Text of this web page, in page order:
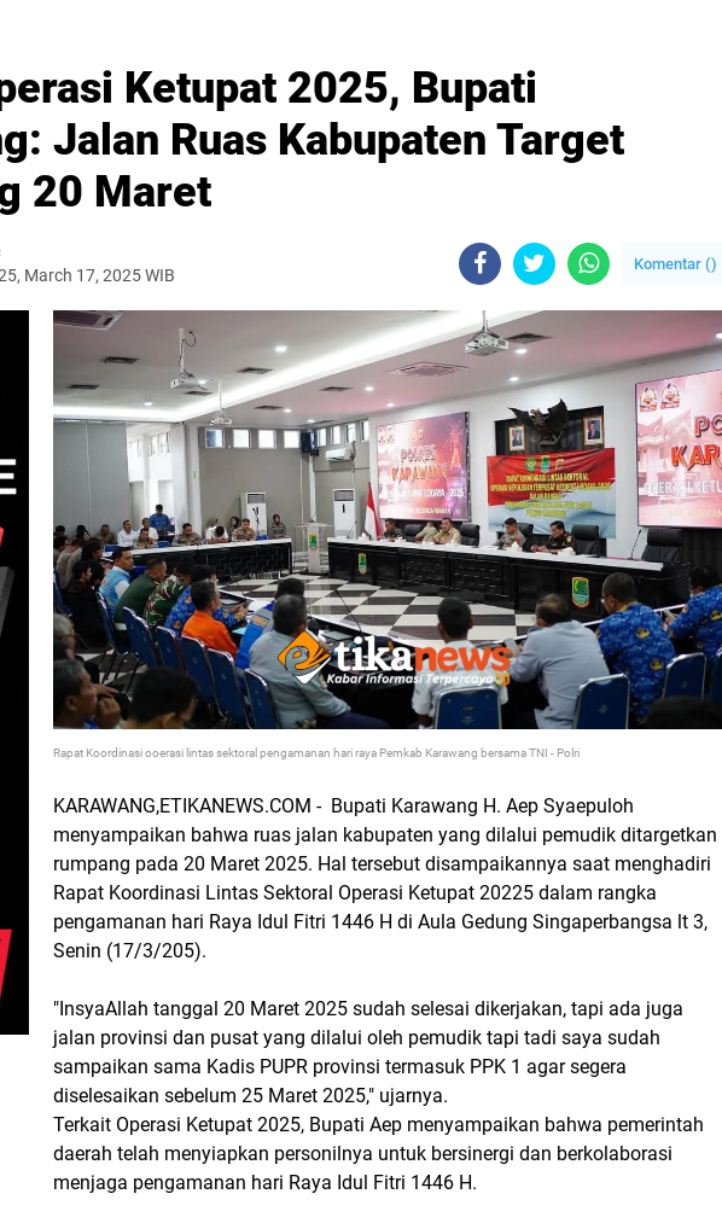
Ketupat 2025, Bupati
Jalan Ruas Kabupaten Target
20 Maret
March 17, 2025 WIB
Komentar ()
Rapat Koordinasi ooerasi lintas sektoral pengamanan hari raya Pemkab Karawang bersama TNI - Polri
KARAWANG,ETIKANEWS.COM - Bupati Karawang H. Aep Syaepuloh
menyampaikan bahwa ruas jalan kabupaten yang dilalui pemudik ditargetkan
rumpang pada 20 Maret 2025. Hal tersebut disampaikannya saat menghadiri
Rapat Koordinasi Lintas Sektoral Operasi Ketupat 20225 dalam rangka
pengamanan hari Raya Idul Fitri 1446 H di Aula Gedung Singaperbangsa lt 3,
Senin (17/3/205).
"InsyaAllah tanggal 20 Maret 2025 sudah selesai dikerjakan, tapi ada juga
jalan provinsi dan pusat yang dilalui oleh pemudik tapi tadi saya sudah
sampaikan sama Kadis PUPR provinsi termasuk PPK 1 agar segera
diselesaikan sebelum 25 Maret 2025," ujarnya.
Terkait Operasi Ketupat 2025, Bupati Aep menyampaikan bahwa pemerintah
daerah telah menyiapkan personilnya untuk bersinergi dan berkolaborasi
menjaga pengamanan hari Raya Idul Fitri 1446 H.